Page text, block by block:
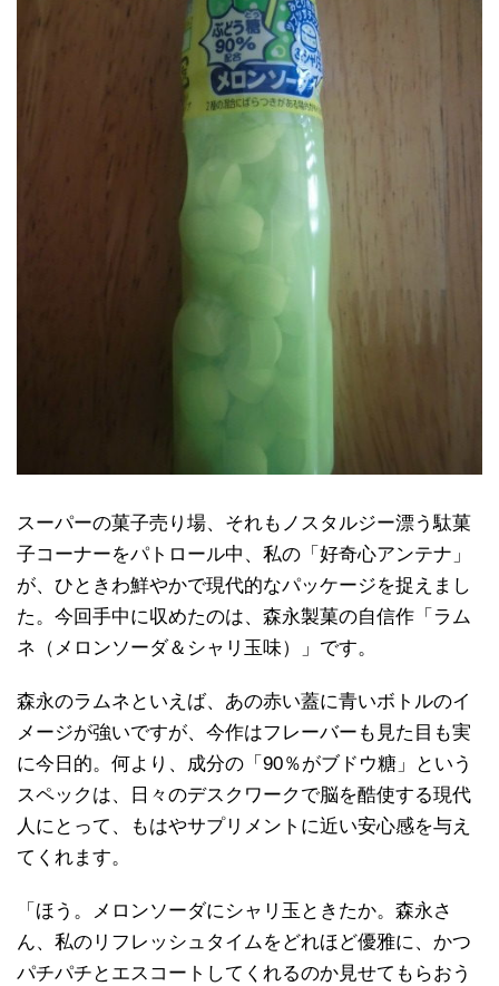
スーパーの菓子売り場、それもノスタルジー漂う駄菓
子コーナーをパトロール中、私の「好奇心アンテナ」
が、ひときわ鮮やかで現代的なパッケージを捉えまし
た。今回手中に収めたのは、森永製菓の自信作「ラム
ネ（メロンソーダ＆シャリ玉味）」です。
森永のラムネといえば、あの赤い蓋に青いボトルのイ
メージが強いですが、今作はフレーバーも見た目も実
に今日的。何より、成分の「90％がブドウ糖」という
スペックは、日々のデスクワークで脳を酷使する現代
人にとって、もはやサプリメントに近い安心感を与え
てくれます。
「ほう。メロンソーダにシャリ玉ときたか。森永さ
ん、私のリフレッシュタイムをどれほど優雅に、かつ
パチパチとエスコートしてくれるのか見せてもらおう